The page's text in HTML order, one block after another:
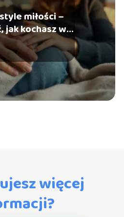
miłości –
jak kochasz w
więcej